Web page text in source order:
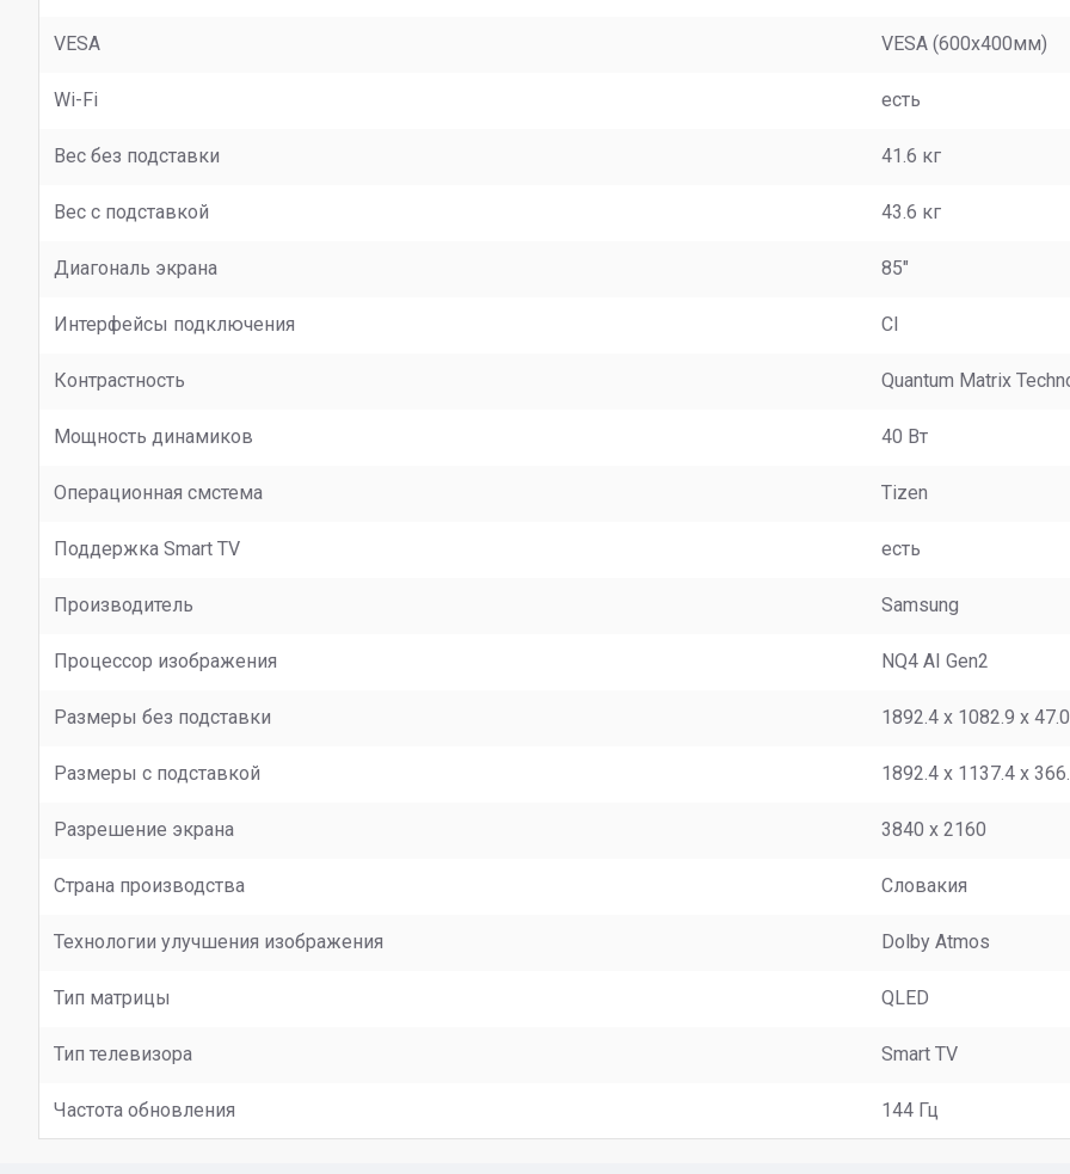
VESA VESA (600x400мм)
Wi-Fi есть
Вес без подставки 41.6 кг
Вес с подставкой 43.6 кг
Диагональ экрана 85"
Интерфейсы подключения CI
Контрастность Quantum Matrix
Мощность динамиков 40 Вт
Операционная смстема Tizen
Поддержка Smart TV есть
Производитель Samsung
Процессор изображения NQ4 AI Gen2
Размеры без подставки 1892.4 x 1082.9 x
Размеры с подставкой 1892.4 x 1137.4 x
Разрешение экрана 3840 x 2160
Страна производства Словакия
Технологии улучшения изображения Dolby Atmos
Тип матрицы QLED
Тип телевизора Smart TV
Частота обновления 144 Гц